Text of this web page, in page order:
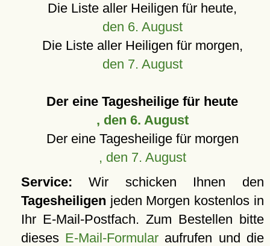
Die Liste aller Heiligen für heute,
den 6. August
Die Liste aller Heiligen für morgen,
den 7. August
Der eine Tagesheilige für heute
, den 6. August
Der eine Tagesheilige für morgen
, den 7. August
Service: Wir schicken Ihnen den
Tagesheiligen jeden Morgen kostenlos in
Ihr E-Mail-Postfach. Zum Bestellen bitte
dieses E-Mail-Formular aufrufen und die